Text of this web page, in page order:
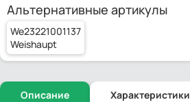
Альтернативные артикулы
We23221001137
Weishaupt
Описание Характеристики